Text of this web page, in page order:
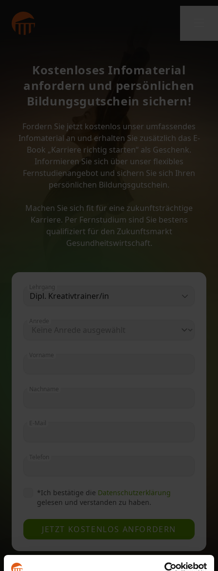
Kostenloses Infomaterial
anfordern und persönlichen
Bildungsgutschein sichern!
Fordern Sie jetzt kostenlos unser umfassendes
Infomaterial an und erhalten Sie zusätzlich das E-
Book „Karriere richtig starten“ als Geschenk.
Informieren Sie sich über unser flexibles
Fernstudienangebot und sichern Sie sich Ihren
persönlichen Bildungsgutschein.
Machen Sie sich fit für eine zukunftsträchtige
Karriere. Per Fernstudium sind Sie bestens
qualifiziert für den Zukunftsmarkt
Gesundheitswirtschaft.
Lehrgang
Dipl. Kreativtrainer/in
Anrede
Vorname
Nachname
E-Mail
Telefon
*Ich bestätige die Datenschutzerklärung
gelesen und verstanden zu haben.
JETZT KOSTENLOS ANFORDERN